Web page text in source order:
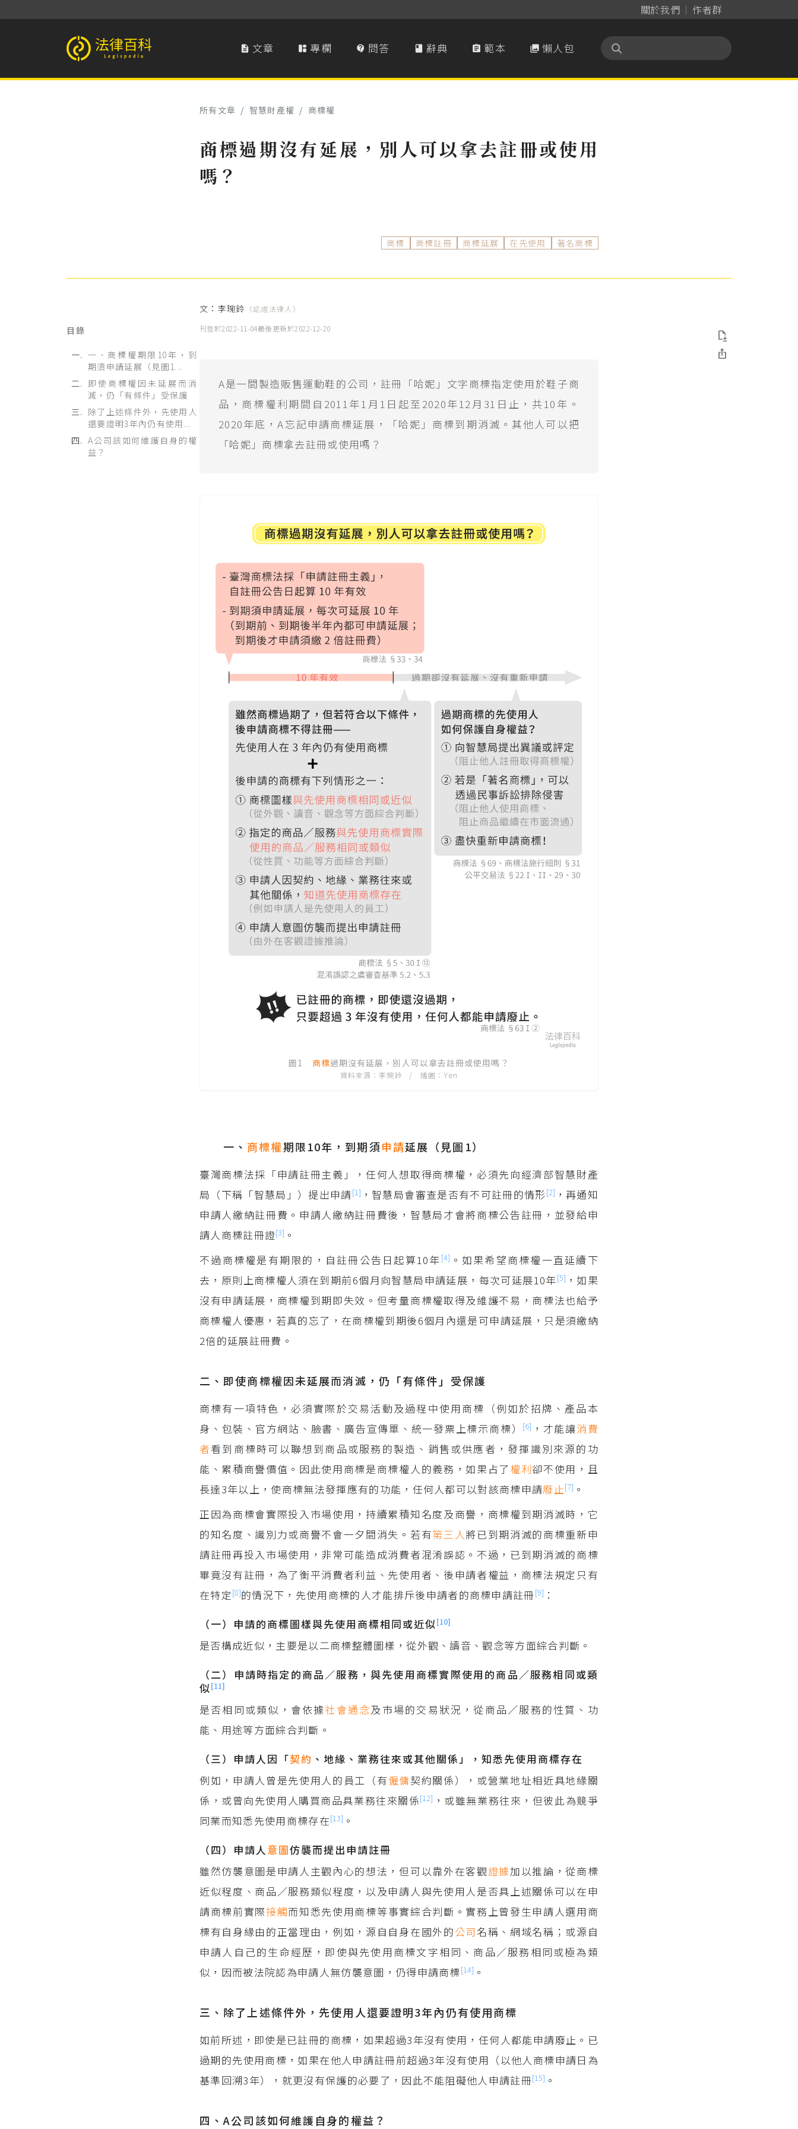
關於我們 作者群
法律百科 Legispedia  文章  專欄  問答  辭典  範本  懶人包
所有文章 / 智慧財產權 / 商標權
商標過期沒有延展，別人可以拿去註冊或使用
嗎？
商標 商標註冊 商標延展 在先使用 著名商標
目錄
一、商標權期限10年，到
期須申請延展（見圖1...
即使商標權因未延展而消
滅，仍「有條件」受保護
除了上述條件外，先使用人
還要證明3年內仍有使用...
A公司該如何維護自身的權
益？
文： 李琬鈴 （認證法律人）
刊登於2022-11-04最後更新於2022-12-20
A是一間製造販售運動鞋的公司，註冊「哈妮」文字商標指定使用於鞋子商
品，商標權利期間自2011年1月1日起至2020年12月31日止，共10年。
2020年底，A忘記申請商標延展，「哈妮」商標到期消滅。其他人可以把
「哈妮」商標拿去註冊或使用嗎？
圖1 商標過期沒有延展，別人可以拿去註冊或使用嗎？
資料來源：李琬鈴 / 繪圖：Yen
一、 商標權期限10年，到期須申請延展（見圖1）
臺灣商標法採「申請註冊主義」，任何人想取得商標權，必須先向經濟部智慧財產
局（下稱「智慧局」）提出申請[1] ，智慧局會審查是否有不可註冊的情形[2] ，再通知
申請人繳納註冊費。申請人繳納註冊費後，智慧局才會將商標公告註冊，並發給申
請人商標註冊證[3] 。
不過商標權是有期限的，自註冊公告日起算10年 [4] 。如果希望商標權一直延續下
去，原則上商標權人須在到期前6個月向智慧局申請延展，每次可延展10年[5] ，如果
沒有申請延展，商標權到期即失效。但考量商標權取得及維護不易，商標法也給予
商標權人優惠，若真的忘了，在商標權到期後6個月內還是可申請延展，只是須繳納
2倍的延展註冊費。
二、即使商標權因未延展而消滅，仍「有條件」受保護
商標有一項特色，必須實際於交易活動及過程中使用商標（例如於招牌、產品本
身、包裝、官方網站、臉書、廣告宣傳單、統一發票上標示商標）
[6] ，才能讓消費
者看到商標時可以聯想到商品或服務的製造、銷售或供應者，發揮識別來源的功
能、累積商譽價值。因此使用商標是商標權人的義務，如果占了 權利卻不使用，且
長達3年以上，使商標無法發揮應有的功能，任何人都可以對該商標申請廢止[7] 。
正因為商標會實際投入市場使用，持續累積知名度及商譽，商標權到期消滅時，它
的知名度、識別力或商譽不會一夕間消失。若有第三人將已到期消滅的商標重新申
請註冊再投入市場使用，非常可能造成消費者混淆誤認。不過，已到期消滅的商標
畢竟沒有註冊，為了衡平消費者利益、先使用者、後申請者權益，商標法規定只有
在特定 [8]的情況下，先使用商標的人才能排斥後申請者的商標申請註冊 [9] ：
（一）申請的商標圖樣與先使用商標相同或近似[10]
是否構成近似，主要是以二商標整體圖樣，從外觀、讀音、觀念等方面綜合判斷。
（二）申請時指定的商品／服務，與先使用商標實際使用的商品／服務相同或類
似[11]
是否相同或類似，會依據社會通念及市場的交易狀況，從商品／服務的性質、功
能、用途等方面綜合判斷。
（三）申請人因「契約 、地緣、業務往來或其他關係」，知悉先使用商標存在
例如，申請人曾是先使用人的員工（有僱傭契約關係），或營業地址相近具地緣關
係，或曾向先使用人購買商品具業務往來關係[12] ，或雖無業務往來，但彼此為競爭
同業而知悉先使用商標存在[13] 。
（四）申請人意圖仿襲而提出申請註冊
雖然仿襲意圖是申請人主觀內心的想法，但可以靠外在客觀證據加以推論，從商標
近似程度、商品／服務類似程度，以及申請人與先使用人是否具上述關係可以在申
請商標前實際接觸而知悉先使用商標等事實綜合判斷。實務上曾發生申請人選用商
標有自身緣由的正當理由，例如，源自自身在國外的公司 名稱、網域名稱；或源自
申請人自己的生命經歷，即使與先使用商標文字相同、商品／服務相同或極為類
似，因而被法院認為申請人無仿襲意圖，仍得申請商標 [14] 。
三、除了上述條件外，先使用人還要證明3年內仍有使用商標
如前所述，即使是已註冊的商標，如果超過3年沒有使用，任何人都能申請廢止。已
過期的先使用商標，如果在他人申請註冊前超過3年沒有使用（以他人商標申請日為
基準回溯3年），就更沒有保護的必要了，因此不能阻礙他人申請註冊[15] 。
四、A公司該如何維護自身的權益？

